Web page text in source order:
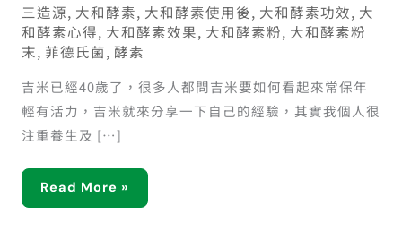
三造源, 大和酵素, 大和酵素使用後, 大和酵素功效, 大
和酵素心得, 大和酵素效果, 大和酵素粉, 大和酵素粉
末, 菲德氏菌, 酵素
吉米已經40歲了，很多人都問吉米要如何看起來常保年
輕有活力，吉米就來分享一下自己的經驗，其實我個人很
注重養生及 […]
Read More »